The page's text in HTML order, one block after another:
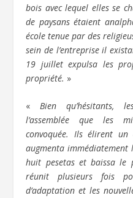
bois avec lequel elles se
de paysans étaient
école tenue par des
sein de l’entreprise il
19 juillet expulsa les
propriété. »
«Bien qu’hésitants,
l’assemblée que les
convoquée. Ils élirent
augmenta
huit pesetas et baissa le
réunit plusieurs fois
d’adaptation et les